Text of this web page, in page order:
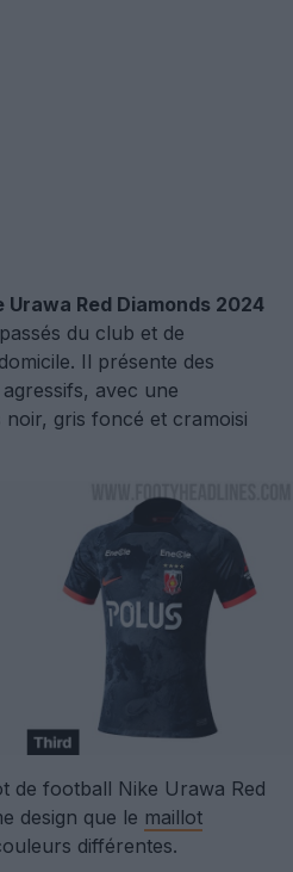
Red Diamonds 2024
du club et de
Il présente des
avec une
gris foncé et cramoisi
de football Nike Urawa Red
design que le maillot
différentes.